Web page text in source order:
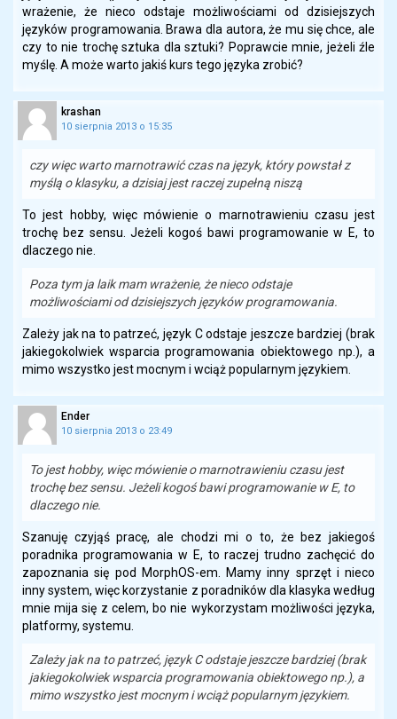
wrażenie, że nieco odstaje możliwościami od dzisiejszych
języków programowania. Brawa dla autora, że mu się chce, ale
czy to nie trochę sztuka dla sztuki? Poprawcie mnie, jeżeli źle
myślę. A może warto jakiś kurs tego języka zrobić?
krashan
10 sierpnia 2013 o 15:35
czy więc warto marnotrawić czas na język, który powstał z
myślą o klasyku, a dzisiaj jest raczej zupełną niszą
To jest hobby, więc mówienie o marnotrawieniu czasu jest
trochę bez sensu. Jeżeli kogoś bawi programowanie w E, to
dlaczego nie.
Poza tym ja laik mam wrażenie, że nieco odstaje
możliwościami od dzisiejszych języków programowania.
Zależy jak na to patrzeć, język C odstaje jeszcze bardziej (brak
jakiegokolwiek wsparcia programowania obiektowego np.), a
mimo wszystko jest mocnym i wciąż popularnym językiem.
Ender
10 sierpnia 2013 o 23:49
To jest hobby, więc mówienie o marnotrawieniu czasu jest
trochę bez sensu. Jeżeli kogoś bawi programowanie w E, to
dlaczego nie.
Szanuję czyjąś pracę, ale chodzi mi o to, że bez jakiegoś
poradnika programowania w E, to raczej trudno zachęcić do
zapoznania się pod MorphOS-em. Mamy inny sprzęt i nieco
inny system, więc korzystanie z poradników dla klasyka według
mnie mija się z celem, bo nie wykorzystam możliwości języka,
platformy, systemu.
Zależy jak na to patrzeć, język C odstaje jeszcze bardziej (brak
jakiegokolwiek wsparcia programowania obiektowego np.), a
mimo wszystko jest mocnym i wciąż popularnym językiem.